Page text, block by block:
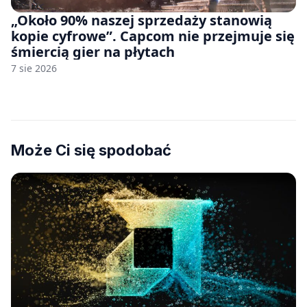
„Około 90% naszej sprzedaży stanowią
kopie cyfrowe”. Capcom nie przejmuje się
śmiercią gier na płytach
7 sie 2026
Może Ci się spodobać